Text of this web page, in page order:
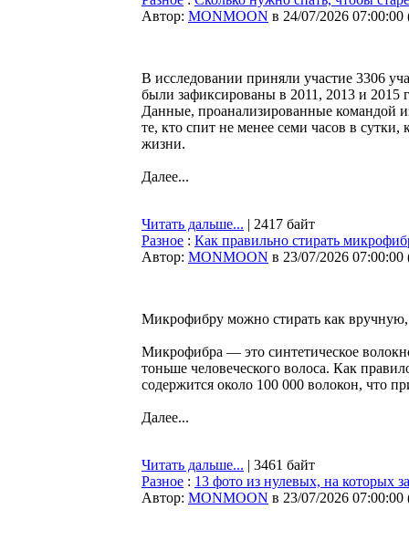
Автор: MONMOON в 24/07/2026 07:00:00
В исследовании приняли участие 3306
были зафиксированы в 2011, 2013 и 2015
Данные, проанализированные командой
те, кто спит не менее семи часов в
жизни.
Далее...
Читать дальше... | 2417 байт
Разное : Как правильно стирать
Автор: MONMOON в 23/07/2026 07:00:00
Микрофибру можно стирать как
Микрофибра — это синтетическое
тоньше человеческого волоса. Как
содержится около 100 000 волокон, что
Далее...
Читать дальше... | 3461 байт
Разное : 13 фото из нулевых, на которых
Автор: MONMOON в 23/07/2026 07:00:00